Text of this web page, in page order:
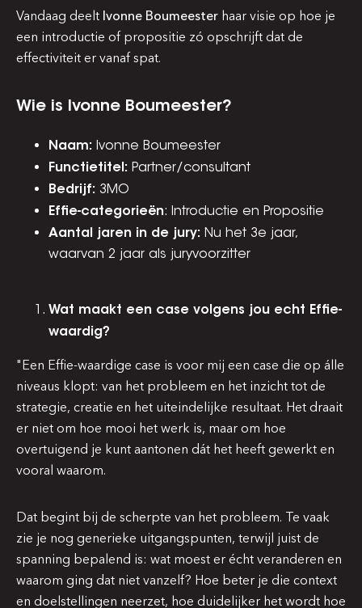
Vandaag deelt Ivonne Boumeester haar visie op hoe je
een introductie of propositie zó opschrijft dat de
effectiviteit er vanaf spat.
Wie is Ivonne Boumeester?
Naam: Ivonne Boumeester
Functietitel: Partner/consultant
Bedrijf: 3MO
Effie-categorieën: Introductie en Propositie
Aantal jaren in de jury: Nu het 3e jaar,
waarvan 2 jaar als juryvoorzitter
Wat maakt een case volgens jou echt Effie-
waardig?
"Een Effie-waardige case is voor mij een case die op álle
niveaus klopt: van het probleem en het inzicht tot de
strategie, creatie en het uiteindelijke resultaat. Het draait
er niet om hoe mooi het werk is, maar om hoe
overtuigend je kunt aantonen dát het heeft gewerkt en
vooral waarom.
Dat begint bij de scherpte van het probleem. Te vaak
zie je nog generieke uitgangspunten, terwijl juist de
spanning bepalend is: wat moest er écht veranderen en
waarom ging dat niet vanzelf? Hoe beter je die context
en doelstellingen neerzet, hoe duidelijker het wordt hoe